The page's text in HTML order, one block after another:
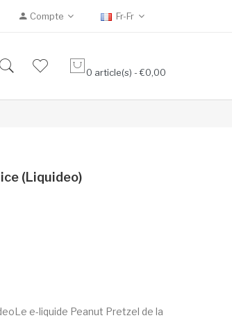
Compte Fr-Fr
0 article(s) - €0,00
(Liquideo)
e-liquide Peanut Pretzel de la